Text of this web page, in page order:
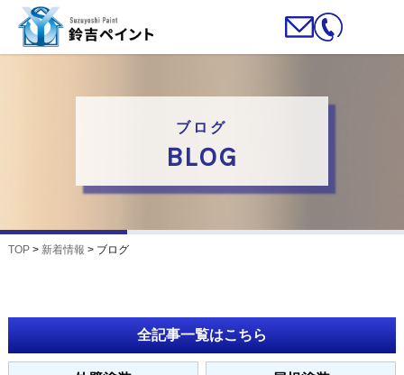
ブログ
BLOG
TOP> 新着情報 > ブログ
全記事一覧はこちら